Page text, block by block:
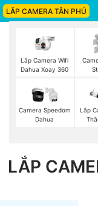
LẮP CAMERA TÂN PHÚ
Lắp Camera Wifi
Dahua Xoay 360
Camera Speedom
Dahua
Lắp
LẮP